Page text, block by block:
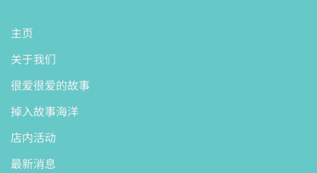
主页
关于我们
很爱很爱的故事
掉入故事海洋
店内活动
最新消息